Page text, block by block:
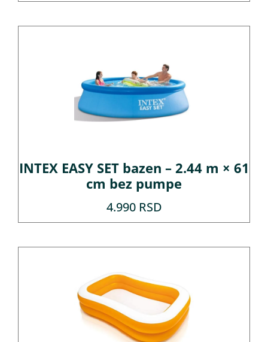
INTEX EASY SET bazen – 2.44 m × 61
cm bez pumpe
4.990 RSD